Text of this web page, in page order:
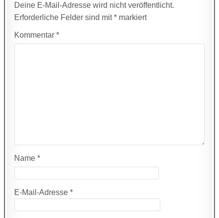
Deine E-Mail-Adresse wird nicht veröffentlicht.
Erforderliche Felder sind mit* markiert
Kommentar*
Name*
E-Mail-Adresse*